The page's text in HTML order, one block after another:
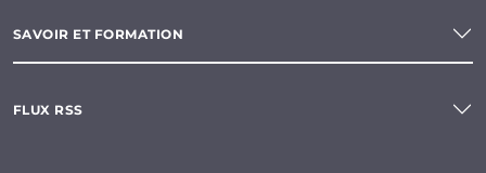
SAVOIR ET FORMATION
FLUX RSS